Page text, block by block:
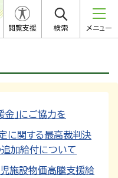
閲覧支援 検索 メニュー
金」にご協力を
に関する最高裁判決
加給付について
施設物価高騰支援給